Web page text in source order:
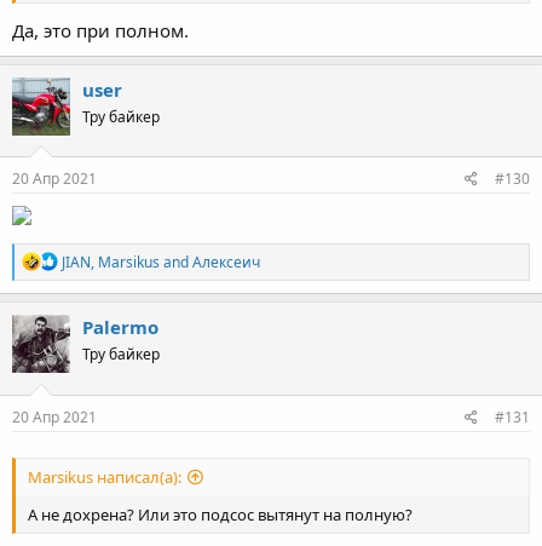
Да, это при полном.
user
Тру байкер
20 Апр 2021 #130
R
e
a
c
t
i
o
n
s
JIAN, Marsikus andАлексеич
Palermo
Тру байкер
20 Апр 2021 #131
Marsikus написал(а):
А не дохрена? Или это подсос вытянут на полную?